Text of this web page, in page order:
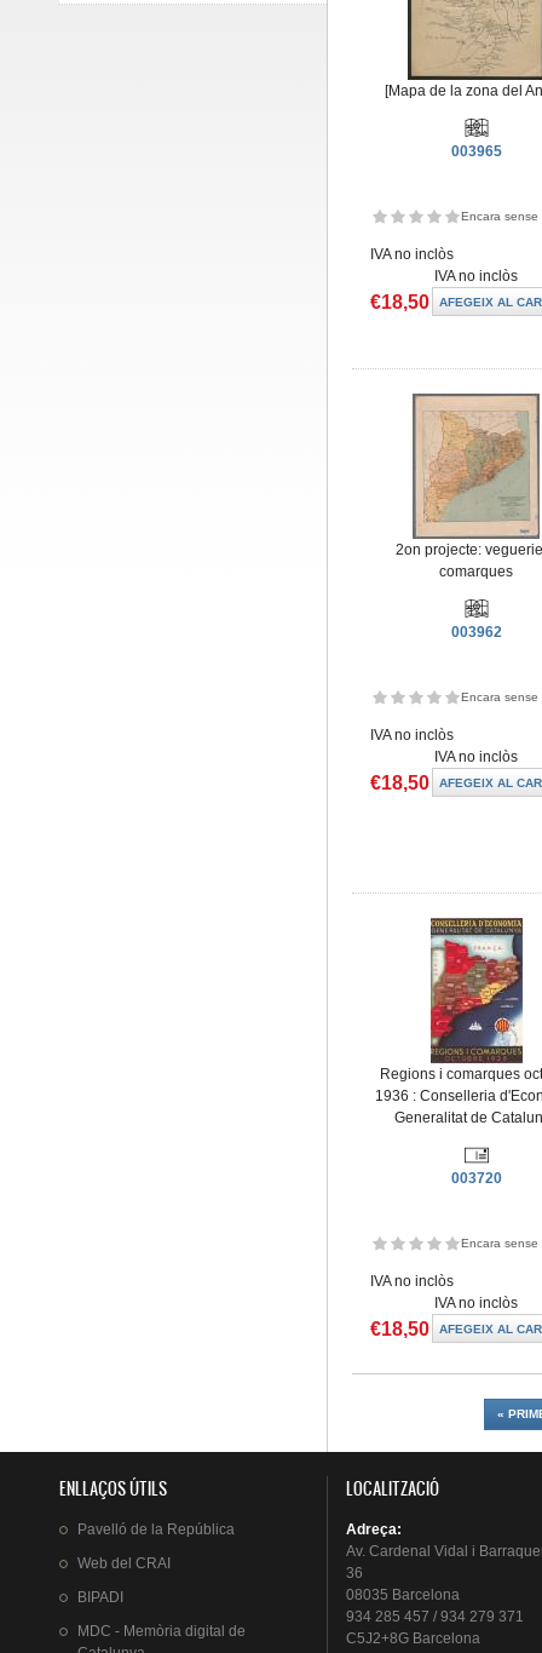
[Mapa de la zona del
003965
Encara sense
IVA no inclòs
IVA no inclòs
€18,50
2on projecte:
comarques
003962
Encara sense
IVA no inclòs
IVA no inclòs
€18,50
Regions i comarques
1936 : Conselleria
Generalitat de
003720
Encara sense
IVA no inclòs
IVA no inclòs
€18,50
«
ENLLAÇOS ÚTILS
Pavelló de la República
Web del CRAI
BIPADI
MDC - Memòria digital de
LOCALITZACIÓ
Adreça:
Av. Cardenal Vidal i
36
08035 Barcelona
934 285 457 / 934 279 371
C5J2+8G Barcelona